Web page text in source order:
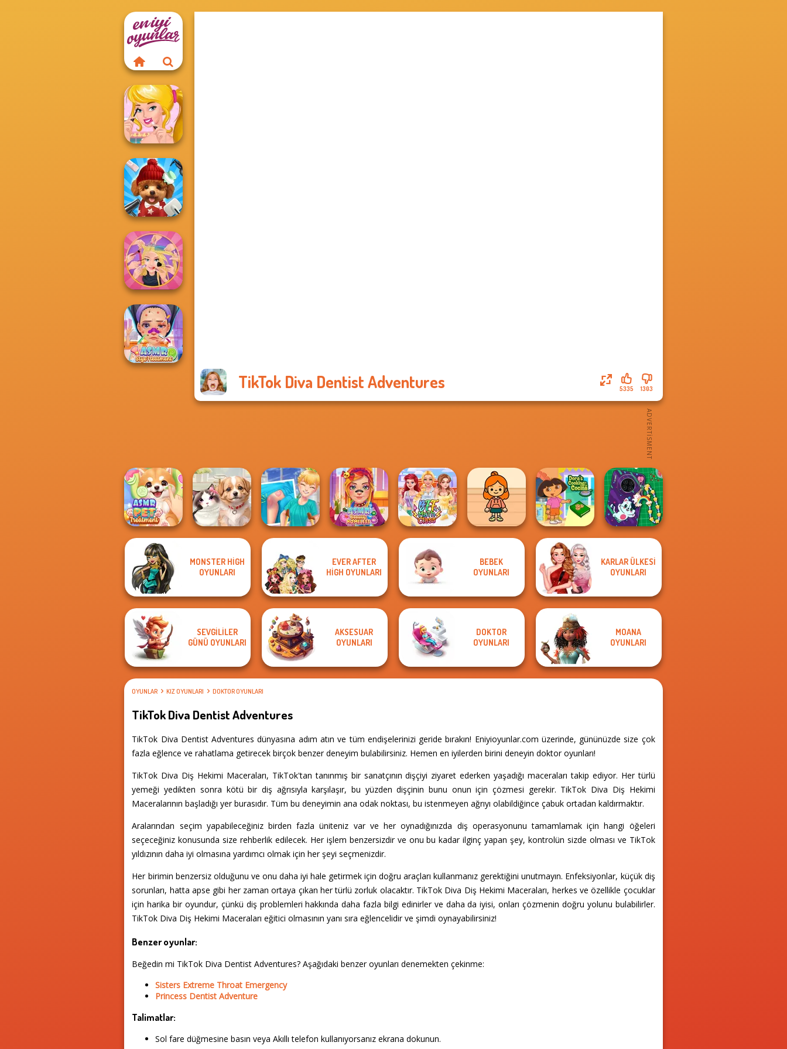
TikTok Diva Dentist Adventures 1303
5335
Ellie's Morning
Routine
Pet Salon 2
Extreme
Makeover
ASMR Pet
Treatment
Pet Salon
Knee Case
Simulator
ASMR Beauty
Homeless
BFF Math Class
TB Avataria Life
Girl
Dora Cooking in
la Cucina
DIY Phone Case
Shop
MONSTER HIGH
OYUNLARI
EVER AFTER
HIGH OYUNLARI
BEBEK
OYUNLARI
KARLAR ÜLKESI
OYUNLARI
SEVGILILER
GÜNÜ OYUNLARI
AKSESUAR
OYUNLARI
DOKTOR
OYUNLARI
MOANA
OYUNLARI
OYUNLAR KIZ OYUNLARI DOKTOR OYUNLARI
TikTok Diva Dentist Adventures
TikTok Diva Dentist Adventures dünyasına adım atın ve tüm endişelerinizi geride bırakın! Eniyioyunlar.com üzerinde, gününüzde size çok
fazla eğlence ve rahatlama getirecek birçok benzer deneyim bulabilirsiniz. Hemen en iyilerden birini deneyin doktor oyunları!
TikTok Diva Diş Hekimi Maceraları, TikTok'tan tanınmış bir sanatçının dişçiyi ziyaret ederken yaşadığı maceraları takip ediyor. Her türlü
yemeği yedikten sonra kötü bir diş ağrısıyla karşılaşır, bu yüzden dişçinin bunu onun için çözmesi gerekir. TikTok Diva Diş Hekimi
Maceralarının başladığı yer burasıdır. Tüm bu deneyimin ana odak noktası, bu istenmeyen ağrıyı olabildiğince çabuk ortadan kaldırmaktır.
Aralarından seçim yapabileceğiniz birden fazla üniteniz var ve her oynadığınızda diş operasyonunu tamamlamak için hangi öğeleri
seçeceğiniz konusunda size rehberlik edilecek. Her işlem benzersizdir ve onu bu kadar ilginç yapan şey, kontrolün sizde olması ve TikTok
yıldızının daha iyi olmasına yardımcı olmak için her şeyi seçmenizdir.
Her birimin benzersiz olduğunu ve onu daha iyi hale getirmek için doğru araçları kullanmanız gerektiğini unutmayın. Enfeksiyonlar, küçük diş
sorunları, hatta apse gibi her zaman ortaya çıkan her türlü zorluk olacaktır. TikTok Diva Diş Hekimi Maceraları, herkes ve özellikle çocuklar
için harika bir oyundur, çünkü diş problemleri hakkında daha fazla bilgi edinirler ve daha da iyisi, onları çözmenin doğru yolunu bulabilirler.
TikTok Diva Diş Hekimi Maceraları eğitici olmasının yanı sıra eğlencelidir ve şimdi oynayabilirsiniz!
Benzer oyunlar:
Beğedin mi TikTok Diva Dentist Adventures? Aşağıdaki benzer oyunları denemekten çekinme:
Sisters Extreme Throat Emergency
Princess Dentist Adventure
Talimatlar:
Sol fare düğmesine basın veya Akıllı telefon kullanıyorsanız ekrana dokunun.